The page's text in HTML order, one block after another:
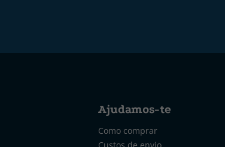
Ajudamos-te
Como comprar